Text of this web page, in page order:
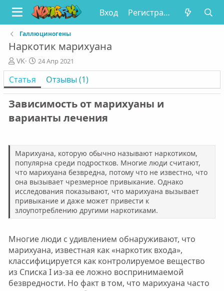
Вход Регистрация
Галлюциногены
Наркотик марихуана
А
в
т
о
VK
Д
а
а
у
б
а
ц
и
и
24 Апр 2021
Статья Отзывы (1)
Зависимость от марихуаны и
варианты лечения​
Марихуана, которую обычно называют наркотиком,
популярна среди подростков. Многие люди считают,
что марихуана безвредна, потому что не известно, что
она вызывает чрезмерное привыкание. Однако
исследования показывают, что марихуана вызывает
привыкание и даже может привести к
злоупотреблению другими наркотиками.
Многие люди с удивлением обнаруживают, что
марихуана, известная как «наркотик входа»,
классифицируется как контролируемое вещество
из Списка I из-за ее ложно воспринимаемой
безвредности. Но факт в том, что марихуана часто